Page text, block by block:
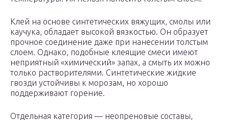
Клей на основе синтетических вяжущих, смолы или
каучука, обладает высокой вязкостью. Он образует
прочное соединение даже при нанесении толстым
слоем. Однако, подобные клеящие смеси имеют
неприятный «химический» запах, а смыть их можно
только растворителями. Синтетические жидкие
гвозди устойчивы к морозам, но хорошо
поддерживают горение.
Отдельная категория — неопреновые составы,